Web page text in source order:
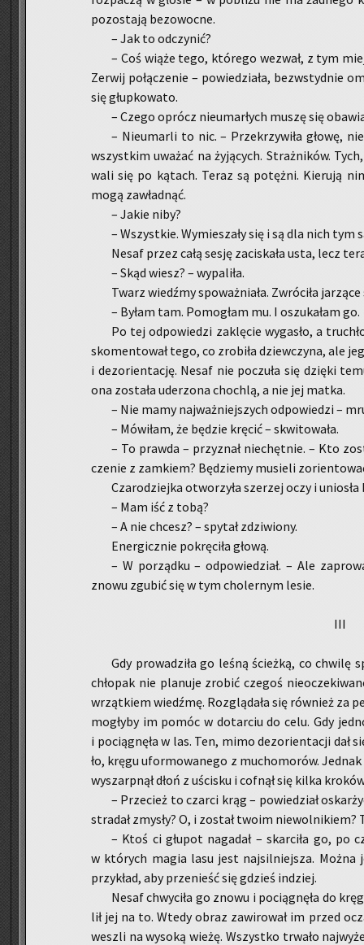
po­zo­sta­ją bez­owoc­ne.
– Jak to od­czy­nić?
– Coś wiąże tego, któ­re­go we­zwał, z tym
Ze­rwij po­łą­cze­nie – po­wie­dzia­ła, bez­wstyd­nie
się głup­ko­wa­to.
– Czego oprócz nie­umar­łych muszę się
– Nie­umar­li to nic. – Prze­krzy­wi­ła głowę,
wszyst­kim uwa­żać na ży­ją­cych. Straż­ni­ków.
wa­li się po ką­tach. Teraz są po­tęż­ni. Kie­ru­ją
mogą za­wład­nąć.
– Jakie niby?
– Wszyst­kie. Wy­mie­sza­ły się i są dla nich
Nesaf przez całą sesję za­ci­ska­ła usta, lecz
– Skąd wiesz? – wy­pa­li­ła.
Twarz wiedź­my spo­waż­nia­ła. Zwró­ci­ła
– Byłam tam. Po­mo­głam mu. I oszu­ka­łam go.
Po tej od­po­wie­dzi za­klę­cie wy­ga­sło, a
sko­men­to­wał tego, co zro­bi­ła dziew­czy­na, ale
i dez­orien­ta­cję. Nesaf nie po­czu­ła się dzię­ki
ona zo­sta­ła ude­rzo­na cho­chlą, a nie jej matka.
– Nie mamy naj­waż­niej­szych od­po­wie­dzi –
– Mó­wi­łam, że bę­dzie krę­cić – skwi­to­wa­ła.
– To praw­da – przy­znał nie­chęt­nie. – Kto
cze­nie z zam­kiem? Bę­dzie­my mu­sie­li
Cza­ro­dziej­ka otwo­rzy­ła sze­rzej oczy i unio­sła
– Mam iść z tobą?
– A nie chcesz? – spy­tał zdzi­wio­ny.
Ener­gicz­nie po­krę­ci­ła głową.
– W po­rząd­ku – od­po­wie­dział. – Ale
znowu zgu­bić się w tym cho­ler­nym lesie.
III
Gdy pro­wa­dzi­ła go leśną ścież­ką, co chwi­lę
chło­pak nie pla­nu­je zro­bić cze­goś
wrząt­kiem wiedź­mę. Roz­glą­da­ła się rów­nież za
mo­gły­by im pomóc w do­tar­ciu do celu. Gdy
i po­cią­gnę­ła w las. Ten, mimo dez­orien­ta­cji dał
ło, kręgu ufor­mo­wa­ne­go z mu­cho­mo­rów.
wy­szarp­nął dłoń z uści­sku i cof­nął się kilka
– Prze­cież to czar­ci krąg – po­wie­dział
stra­dał zmy­sły? O, i zo­stał twoim nie­wol­ni­kiem?
– Ktoś ci głu­pot na­ga­dał – skar­ci­ła go, po
w któ­rych magia lasu jest naj­sil­niej­sza. Można
przy­kład, aby prze­nieść się gdzieś in­dziej.
Nesaf chwy­ci­ła go znowu i po­cią­gnę­ła do
lił jej na to. Wtedy obraz za­wi­ro­wał im przed
we­szli na wy­so­ką wieżę. Wszyst­ko trwa­ło